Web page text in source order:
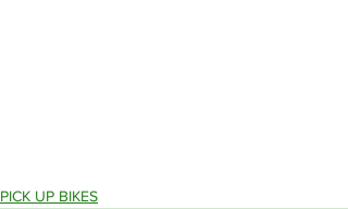
PICK UP BIKES